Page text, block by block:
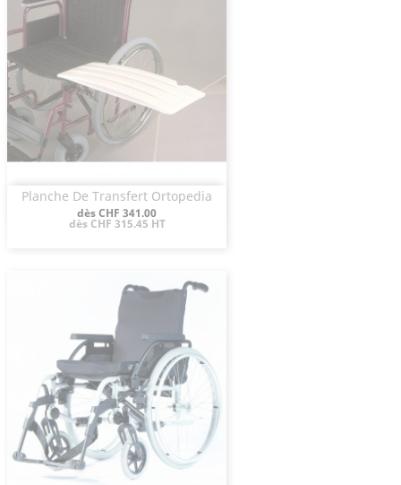
Planche De Transfert Ortopedia
Prix
dès CHF 341.00
dès CHF 315.45 HT
Aperçu rapide